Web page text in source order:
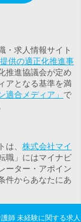
・求人情報サイト
供の適正化推進事
推進協議会が定め
アとなる基準を満
適合メディア」 で
、 株式会社マイ
職」にはマイナビ
ーター・アポイン
件からあなたにあ
師 未経験に関する求